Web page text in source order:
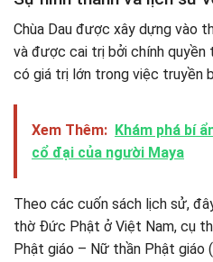
Chùa Dau được xây dựng vào
và được cai trị bởi chính quyền
có giá trị lớn trong việc truyền
Xem Thêm: Khám phá bí
cổ đại của người Maya
Theo các cuốn sách lịch sử,
thờ Đức Phật ở Việt Nam, cụ
Phật giáo – Nữ thần Phật giáo